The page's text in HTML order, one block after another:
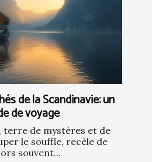
de la Scandinavie: un
de voyage
terre de mystères et de
le souffle, recèle de
souvent...